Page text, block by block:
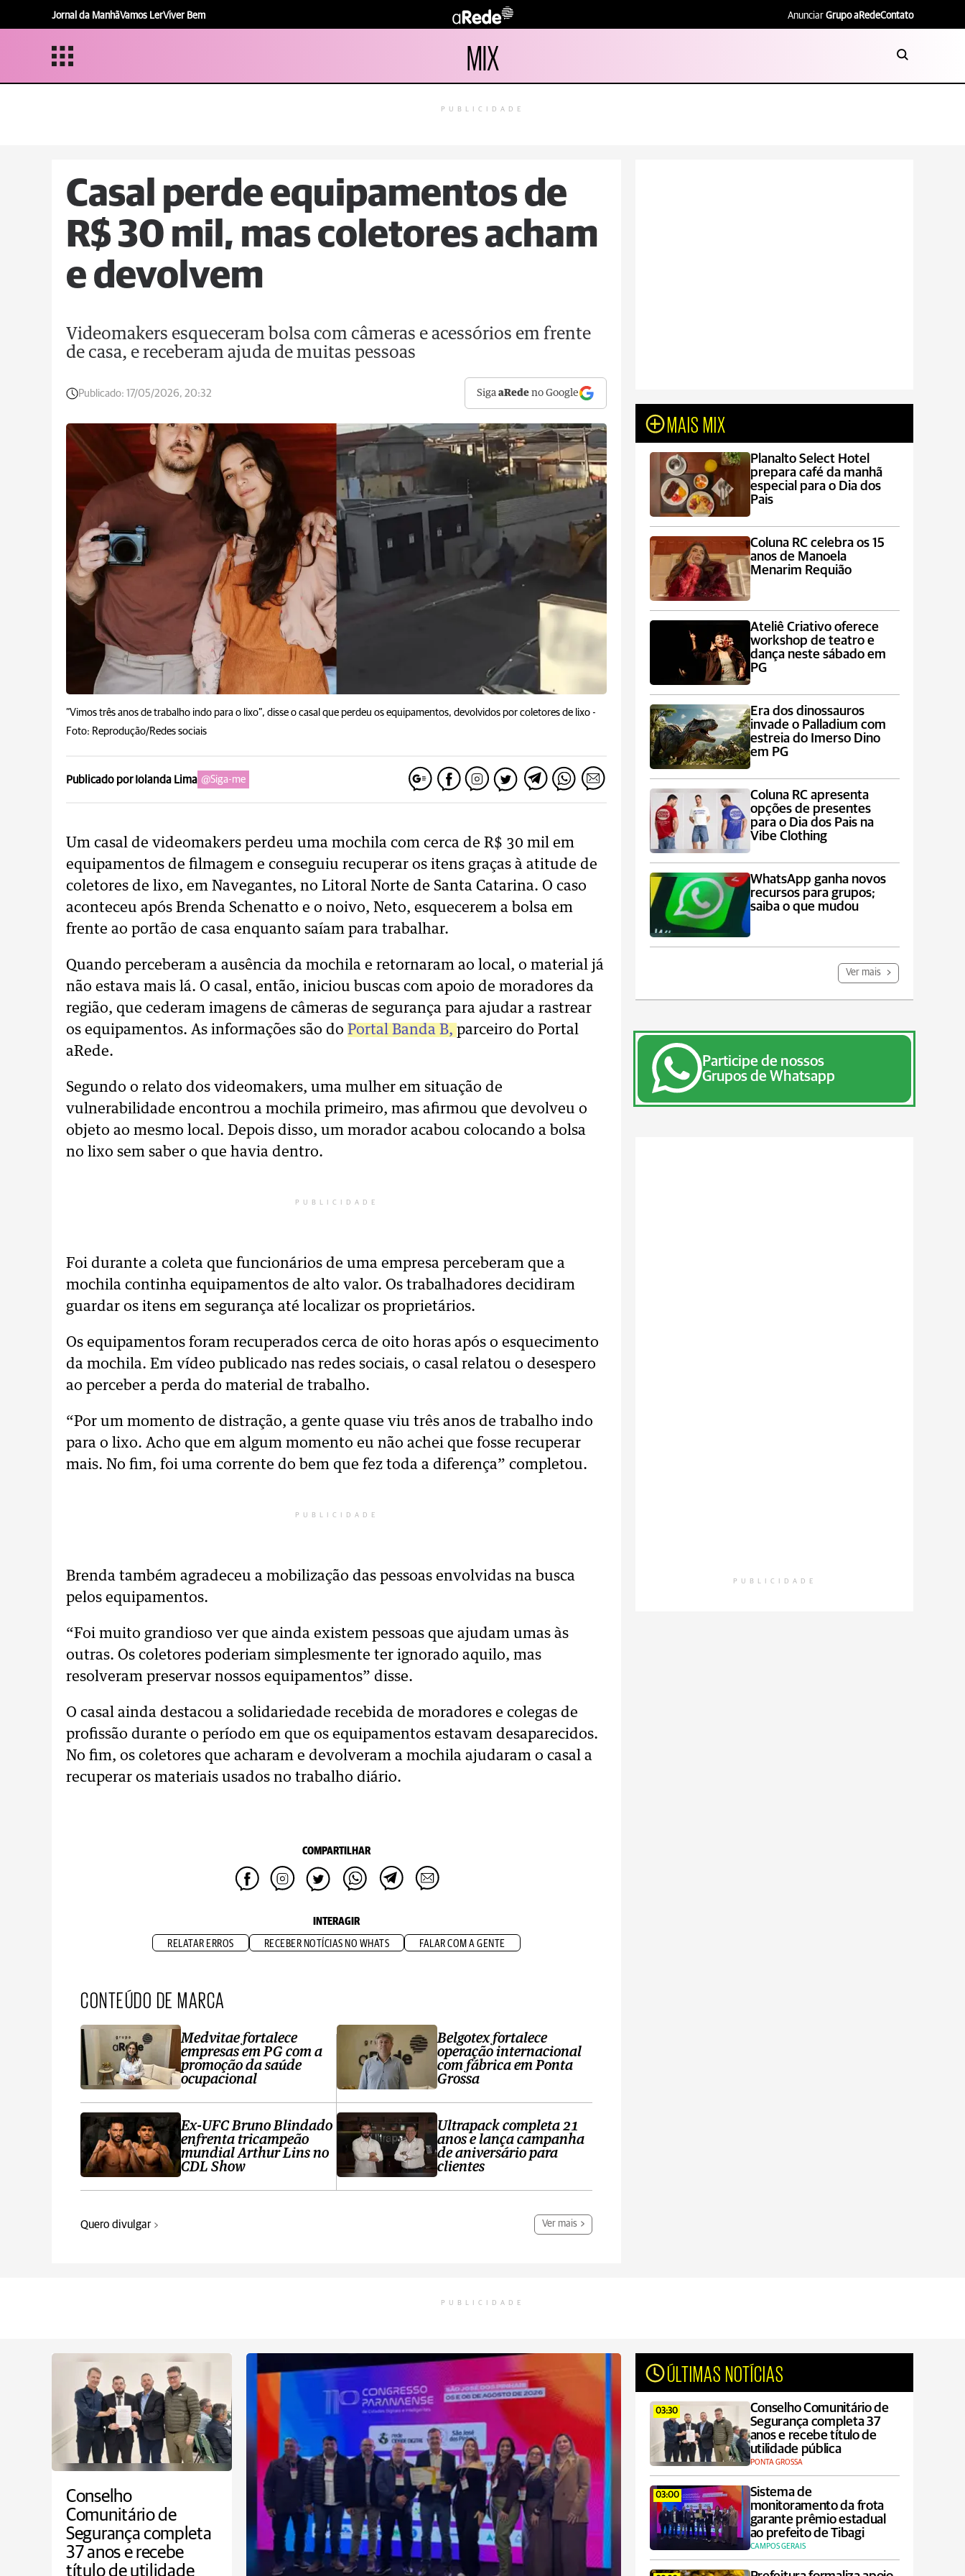
Jornal da ManhãVamos LerViver Bem Anunciar Grupo aRedeContato
MIX
PUBLICIDADE
Casal perde equipamentos de
R$ 30 mil, mas coletores acham
e devolvem
Videomakers esqueceram bolsa com câmeras e acessórios em frente
de casa, e receberam ajuda de muitas pessoas
Publicado: 17/05/2026, 20:32 SigaaRede no Google
“Vimos três anos de trabalho indo para o lixo”, disse o casal que perdeu os equipamentos, devolvidos por coletores de lixo -
Foto: Reprodução/Redes sociais
Publicado por Iolanda Lima @Siga-me
Um casal de videomakers perdeu uma mochila com cerca de R$ 30 mil em
equipamentos de filmagem e conseguiu recuperar os itens graças à atitude de
coletores de lixo, em Navegantes, no Litoral Norte de Santa Catarina. O caso
aconteceu após Brenda Schenatto e o noivo, Neto, esquecerem a bolsa em
frente ao portão de casa enquanto saíam para trabalhar.
Quando perceberam a ausência da mochila e retornaram ao local, o material já
não estava mais lá. O casal, então, iniciou buscas com apoio de moradores da
região, que cederam imagens de câmeras de segurança para ajudar a rastrear
os equipamentos. As informações são do Portal Banda B, parceiro do Portal
aRede.
Segundo o relato dos videomakers, uma mulher em situação de
vulnerabilidade encontrou a mochila primeiro, mas afirmou que devolveu o
objeto ao mesmo local. Depois disso, um morador acabou colocando a bolsa
no lixo sem saber o que havia dentro.
PUBLICIDADE
Foi durante a coleta que funcionários de uma empresa perceberam que a
mochila continha equipamentos de alto valor. Os trabalhadores decidiram
guardar os itens em segurança até localizar os proprietários.
Os equipamentos foram recuperados cerca de oito horas após o esquecimento
da mochila. Em vídeo publicado nas redes sociais, o casal relatou o desespero
ao perceber a perda do material de trabalho.
“Por um momento de distração, a gente quase viu três anos de trabalho indo
para o lixo. Acho que em algum momento eu não achei que fosse recuperar
mais. No fim, foi uma corrente do bem que fez toda a diferença” completou.
PUBLICIDADE
Brenda também agradeceu a mobilização das pessoas envolvidas na busca
pelos equipamentos.
“Foi muito grandioso ver que ainda existem pessoas que ajudam umas às
outras. Os coletores poderiam simplesmente ter ignorado aquilo, mas
resolveram preservar nossos equipamentos” disse.
O casal ainda destacou a solidariedade recebida de moradores e colegas de
profissão durante o período em que os equipamentos estavam desaparecidos.
No fim, os coletores que acharam e devolveram a mochila ajudaram o casal a
recuperar os materiais usados no trabalho diário.
COMPARTILHAR
INTERAGIR
RELATAR ERROS RECEBER NOTÍCIAS NO WHATS FALAR COM A GENTE
CONTEÚDO DE MARCA
Medvitae fortalece
empresas em PG com a
promoção da saúde
ocupacional
Ex-UFC Bruno Blindado
enfrenta tricampeão
mundial Arthur Lins no
CDL Show
Belgotex fortalece
operação internacional
com fábrica em Ponta
Grossa
Ultrapack completa 21
anos e lança campanha
de aniversário para
clientes
Quero divulgar Ver mais
MAIS MIX
Planalto Select Hotel
prepara café da manhã
especial para o Dia dos
Pais
Coluna RC celebra os 15
anos de Manoela
Menarim Requião
Ateliê Criativo oferece
workshop de teatro e
dança neste sábado em
PG
Era dos dinossauros
invade o Palladium com
estreia do Imerso Dino
em PG
Coluna RC apresenta
opções de presentes
para o Dia dos Pais na
Vibe Clothing
WhatsApp ganha novos
recursos para grupos;
saiba o que mudou
Ver mais
Participe de nossos
Grupos de Whatsapp
PUBLICIDADE
PUBLICIDADE
Conselho
Comunitário de
Segurança completa
37 anos e recebe
título de utilidade
ÚLTIMAS NOTÍCIAS
03:30
Conselho Comunitário de
Segurança completa 37
anos e recebe título de
utilidade pública
PONTA GROSSA
03:00
Sistema de
monitoramento da frota
garante prêmio estadual
ao prefeito de Tibagi
CAMPOS GERAIS